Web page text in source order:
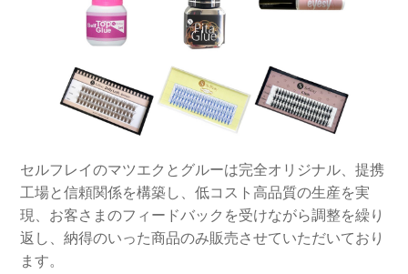
セルフレイのマツエクとグルーは完全オリジナル、提携
工場と信頼関係を構築し、低コスト高品質の生産を実
現、お客さまのフィードバックを受けながら調整を繰り
返し、納得のいった商品のみ販売させていただいており
ます。